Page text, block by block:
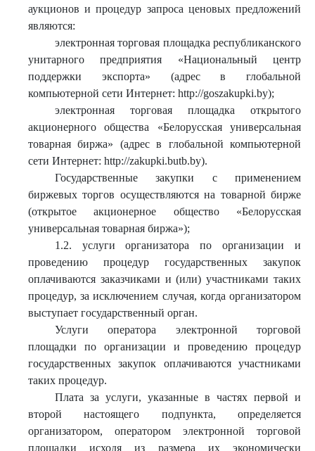
аукционов и процедур запроса ценовых предложений
являются:
электронная торговая площадка республиканского
унитарного предприятия «Национальный центр
поддержки экспорта» (адрес в глобальной
компьютерной сети Интернет: http://goszakupki.by);
электронная торговая площадка открытого
акционерного общества «Белорусская универсальная
товарная биржа» (адрес в глобальной компьютерной
сети Интернет: http://zakupki.butb.by).
Государственные закупки с применением
биржевых торгов осуществляются на товарной бирже
(открытое акционерное общество «Белорусская
универсальная товарная биржа»);
1.2. услуги организатора по организации и
проведению процедур государственных закупок
оплачиваются заказчиками и (или) участниками таких
процедур, за исключением случая, когда организатором
выступает государственный орган.
Услуги оператора электронной торговой
площадки по организации и проведению процедур
государственных закупок оплачиваются участниками
таких процедур.
Плата за услуги, указанные в частях первой и
второй настоящего подпункта, определяется
организатором, оператором электронной торговой
площадки исходя из размера их экономически